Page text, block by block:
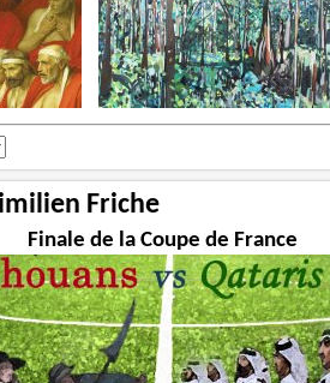
Friche
Finale de la Coupe de France